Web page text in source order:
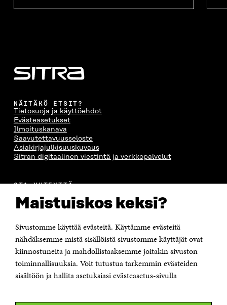
Maistuiskos keksi?
Sivustomme käyttää evästeitä. Käytämme evästeitä
nähdäksemme mistä sisällöistä sivustomme käyttäjät ovat
kiinnostuneita ja mahdollistaaksemme joitakin sivuston
toiminnallisuuksia. Voit tutustua tarkemmin evästeiden
sisältöön ja hallita asetuksiasi evästeasetus-sivulla
NÄITÄKÖ ETSIT?
Tietosuoja ja käyttöehdot
Evästeasetukset
Ilmoituskanava
Saavutettavuusseloste
Asiakirjajulkisuuskuvaus
Sitran digitaalinen viestintä ja verkkopalvelut
OTA YHTEYTTÄ
Itämerenkatu 11-13, PL 160,
00181 Helsinki
Puhelin +358 294 618 991
Sähköpostiosoite
Saapumisohjeet
Y-tunnus 0202132-3